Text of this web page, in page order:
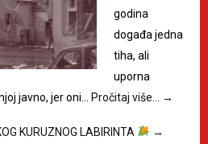
godina
događa jedna
tiha, ali
uporna
javno, jer oni…
Pročitaj više… →
KURUZNOG LABIRINTA →